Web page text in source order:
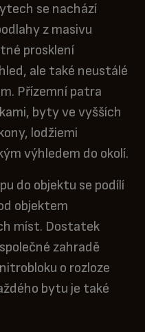
se nachází
z masivu
prosklení
ale také neustálé
Přízemní patra
byty ve vyšších
lodžiemi
výhledem do okolí.
do objektu se podílí
objektem
míst. Dostatek
zahradě
o rozloze
bytu je také